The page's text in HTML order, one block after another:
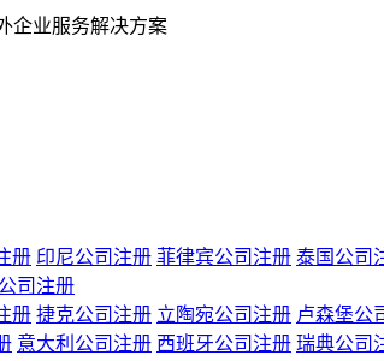
企业服务解决方案
册 印尼公司注册 菲律宾公司注册 泰国公司
司注册
册 捷克公司注册 立陶宛公司注册 卢森堡公
意大利公司注册 西班牙公司注册 瑞典公司